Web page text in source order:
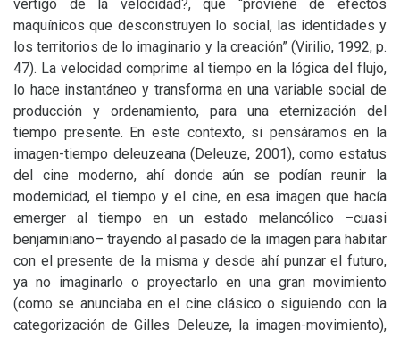
vértigo de la velocidad?, que “proviene de efectos
maquínicos que desconstruyen lo social, las identidades y
los territorios de lo imaginario y la creación” (Virilio, 1992, p.
47). La velocidad comprime al tiempo en la lógica del flujo,
lo hace instantáneo y transforma en una variable social de
producción y ordenamiento, para una eternización del
tiempo presente. En este contexto, si pensáramos en la
imagen-tiempo deleuzeana (Deleuze, 2001), como estatus
del cine moderno, ahí donde aún se podían reunir la
modernidad, el tiempo y el cine, en esa imagen que hacía
emerger al tiempo en un estado melancólico –cuasi
benjaminiano– trayendo al pasado de la imagen para habitar
con el presente de la misma y desde ahí punzar el futuro,
ya no imaginarlo o proyectarlo en una gran movimiento
(como se anunciaba en el cine clásico o siguiendo con la
categorización de Gilles Deleuze, la imagen-movimiento),